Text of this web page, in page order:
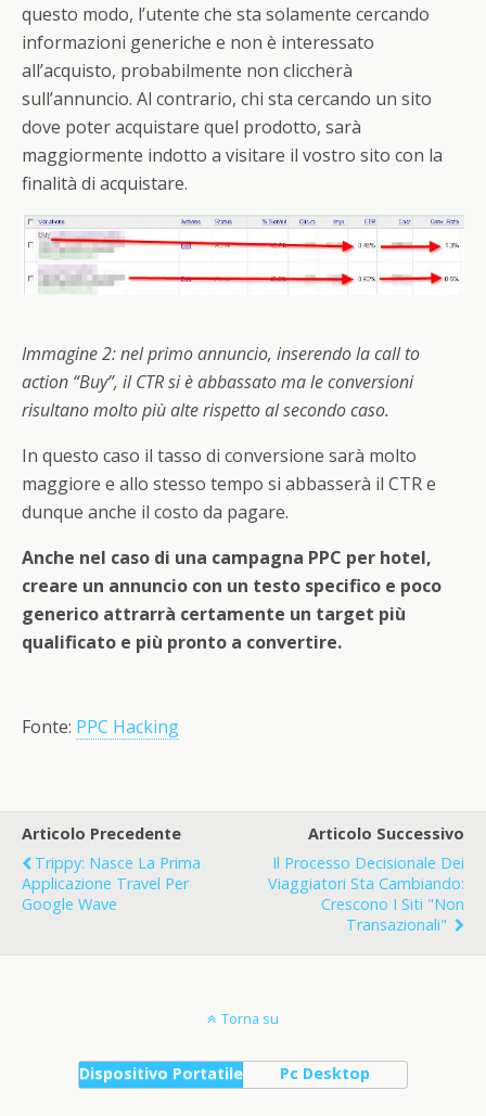
questo modo, l’utente che sta solamente cercando
informazioni generiche e non è interessato
all’acquisto, probabilmente non cliccherà
sull’annuncio. Al contrario, chi sta cercando un sito
dove poter acquistare quel prodotto, sarà
maggiormente indotto a visitare il vostro sito con la
finalità di acquistare.
Immagine 2: nel primo annuncio, inserendo la call to
action “Buy”, il CTR si è abbassato ma le conversioni
risultano molto più alte rispetto al secondo caso.
In questo caso il tasso di conversione sarà molto
maggiore e allo stesso tempo si abbasserà il CTR e
dunque anche il costo da pagare.
Anche nel caso di una campagna PPC per hotel,
creare un annuncio con un testo specifico e poco
generico attrarrà certamente un target più
qualificato e più pronto a convertire.
Fonte: PPC Hacking
Articolo Precedente
Trippy: Nasce La Prima
Applicazione Travel Per
Google Wave
Articolo Successivo
Il Processo Decisionale Dei
Viaggiatori Sta Cambiando:
Crescono I Siti "non
Transazionali"
Torna su
Dispositivo Portatile Pc Desktop